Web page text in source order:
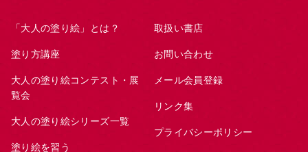
「大人の塗り絵」とは？
塗り方講座
大人の塗り絵コンテスト・展
覧会
大人の塗り絵シリーズ一覧
塗り絵を習う
取扱い書店
お問い合わせ
メール会員登録
リンク集
プライバシーポリシー